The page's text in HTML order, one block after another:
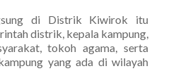
di Distrik Kiwirok itu
distrik, kepala kampung,
tokoh agama, serta
yang ada di wilayah